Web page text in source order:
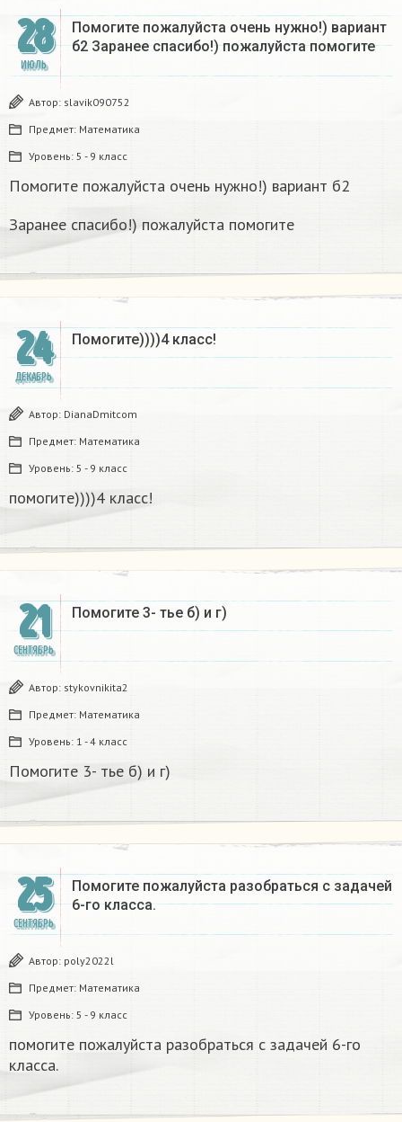
28
ИЮЛЬ
Помогите пожалуйста очень нужно!) вариант
б2 Заранее спасибо!) пожалуйста помогите
Автор: slavik090752
Предмет: Математика
Уровень: 5 - 9 класс
Помогите пожалуйста очень нужно!) вариант б2
Заранее спасибо!) пожалуйста помогите
24
ДЕКАБРЬ
Помогите))))4 класс!
Автор: DianaDmitcom
Предмет: Математика
Уровень: 5 - 9 класс
помогите))))4 класс!
21
СЕНТЯБРЬ
Помогите 3- тье б) и г)
Автор: stykovnikita2
Предмет: Математика
Уровень: 1 - 4 класс
Помогите 3- тье б) и г)
25
СЕНТЯБРЬ
Помогите пожалуйста разобраться с задачей
6-го класса.
Автор: poly2022l
Предмет: Математика
Уровень: 5 - 9 класс
помогите пожалуйста разобраться с задачей 6-го
класса.